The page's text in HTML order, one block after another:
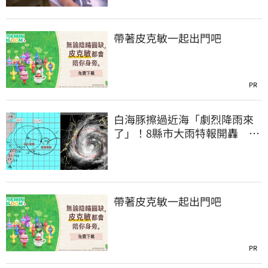
帶著皮克敏一起出門吧
PR
白海豚擦過近海「劇烈降雨來
了」！8縣市大雨特報開轟 今
帶著皮克敏一起出門吧
PR